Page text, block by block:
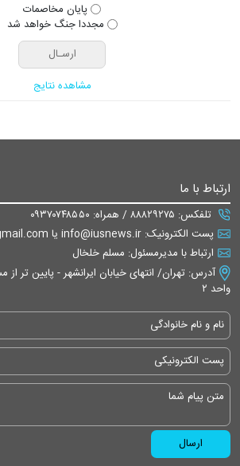
پایان مخاصمات
مجددا جنگ خواهد شد
مشاهده نتایج
ارتباط با ما
تلفکس: ۸۸۸۲۹۲۷۵ / همراه: ۰۹۳۷۰۷۴۸۵۵۰
پست الکترونیک: info@iusnews.ir یا eiusnews@gmail.com
ارتباط با مدیرمسئول: مسلم خلخال
واحد ۲